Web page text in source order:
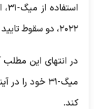
۲۰۲۲، دو سقوط تایید شده داشته است.
در انتهای این
میگ-۳۱ خود
کند.